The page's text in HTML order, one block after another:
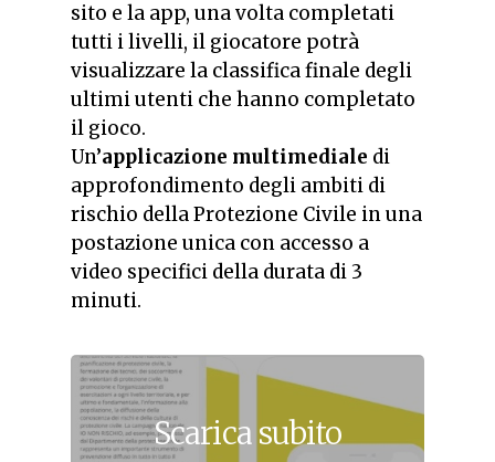
sito e la app, una volta completati
tutti i livelli, il giocatore potrà
visualizzare la classifica finale degli
ultimi utenti che hanno completato
il gioco.
Un’applicazione multimediale di
approfondimento degli ambiti di
rischio della Protezione Civile in una
postazione unica con accesso a
video specifici della durata di 3
minuti.
Scarica subito